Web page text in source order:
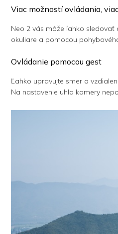
Viac možností ovládania,
Neo 2 vás môže ľahko sledovať
okuliare a pomocou
Ovládanie pomocou gest
Ľahko upravujte smer a
Na nastavenie uhla kamery